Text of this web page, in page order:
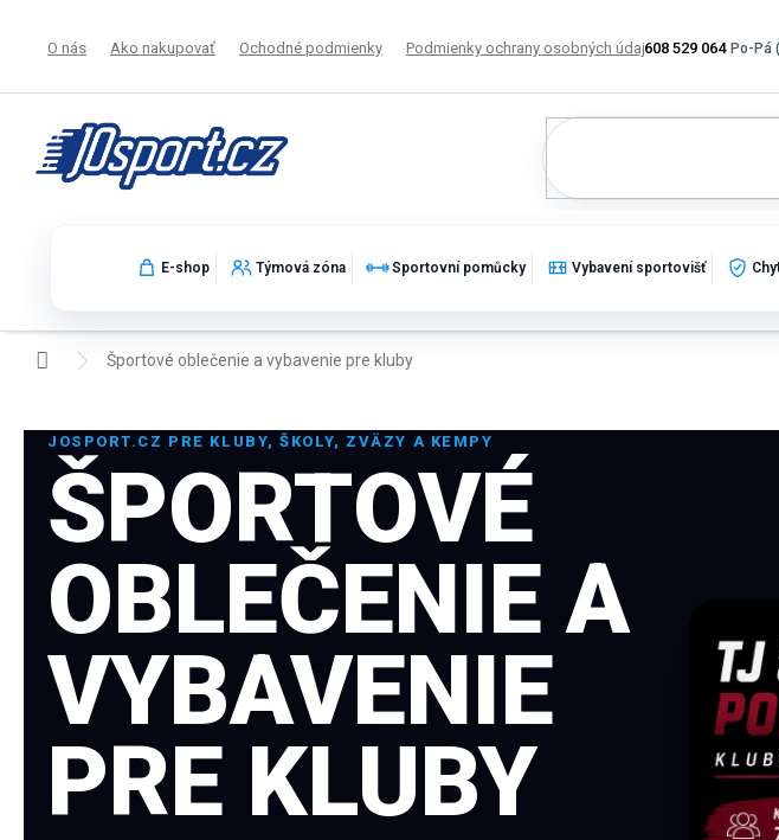
608 529 064
O nás Ako nakupovať Ochodné podmienky Podmienky ochrany osobných údajov Výmena,
E-shop Týmová zóna Sportovní pomůcky Vybavení sportovišť
DomovŠportové oblečenie a vybavenie pre kluby
JOSPORT.CZ PRE KLUBY, ŠKOLY, ZVÄZY A KEMPY
ŠPORTOVÉ
OBLEČENIE A
VYBAVENIE
PRE KLUBY